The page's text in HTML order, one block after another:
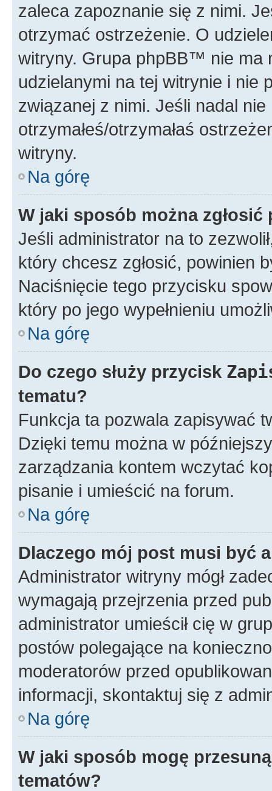
zaleca zapoznanie się z nimi.
otrzymać ostrzeżenie. O
witryny. Grupa phpBB™ nie ma
udzielanymi na tej witrynie i nie
związanej z nimi. Jeśli nadal
otrzymałeś/otrzymałaś
witryny.
Na górę
W jaki sposób można
Jeśli administrator na to
który chcesz zgłosić, powinien
Naciśnięcie tego przycisku
który po jego wypełnieniu
Na górę
Do czego służy przycisk
tematu?
Funkcja ta pozwala zapisywać
Dzięki temu można w
zarządzania kontem wczytać
pisanie i umieścić na forum.
Na górę
Dlaczego mój post musi być
Administrator witryny mógł
wymagają przejrzenia przed
administrator umieścił cię w
postów polegające na
moderatorów przed
informacji, skontaktuj się z
Na górę
W jaki sposób mogę
tematów?